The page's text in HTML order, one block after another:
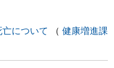
について 健康増進課